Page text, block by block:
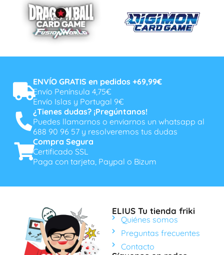
ENVÍO GRATIS en pedidos +69,99€
Envío Península 4,75€
Envío Islas y Portugal 9€
¿Tienes dudas? ¡Pregúntanos!
Puedes llamarnos o enviarnos un whatsapp al
688 90 96 57 y resolveremos tus dudas
Compra Segura
Certificado SSL
Paga con tarjeta, Paypal o Bizum
ELIUS Tu tienda friki
Quiénes somos
Preguntas frecuentes
Contacto